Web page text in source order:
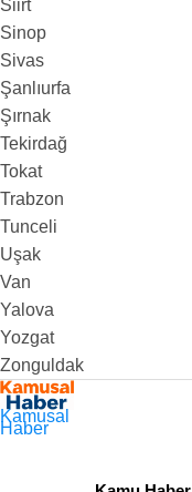
Siirt
Sinop
Sivas
Şanlıurfa
Şırnak
Tekirdağ
Tokat
Trabzon
Tunceli
Uşak
Van
Yalova
Yozgat
Zonguldak
Kamusal
Haber